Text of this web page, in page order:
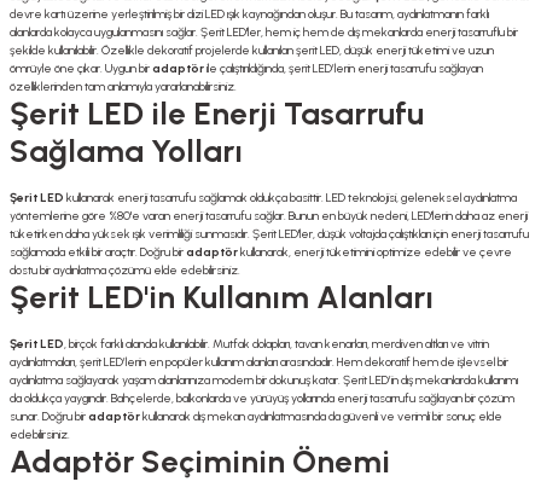
devre kartı üzerine yerleştirilmiş bir dizi LED ışık kaynağından oluşur. Bu tasarım, aydınlatmanın farklı
alanlarda kolayca uygulanmasını sağlar. Şerit LED'ler, hem iç hem de dış mekanlarda enerji tasarruflu bir
şekilde kullanılabilir. Özellikle dekoratif projelerde kullanılan şerit LED, düşük enerji tüketimi ve uzun
ömrüyle öne çıkar. Uygun biradaptörile çalıştırıldığında, şerit LED’lerin enerji tasarrufu sağlayan
özelliklerinden tam anlamıyla yararlanabilirsiniz.
Şerit LED ile Enerji Tasarrufu
Sağlama Yolları
Şerit LED kullanarak enerji tasarrufu sağlamak oldukça basittir. LED teknolojisi, geleneksel aydınlatma
yöntemlerine göre %80'e varan enerji tasarrufu sağlar. Bunun en büyük nedeni, LED'lerin daha az enerji
tüketirken daha yüksek ışık verimliliği sunmasıdır. Şerit LED'ler, düşük voltajda çalıştıkları için enerji tasarrufu
sağlamada etkili bir araçtır. Doğru biradaptörkullanarak, enerji tüketimini optimize edebilir ve çevre
dostu bir aydınlatma çözümü elde edebilirsiniz.
Şerit LED'in Kullanım Alanları
Şerit LED, birçok farklı alanda kullanılabilir. Mutfak dolapları, tavan kenarları, merdiven altları ve vitrin
aydınlatmaları, şerit LED’lerin en popüler kullanım alanları arasındadır. Hem dekoratif hem de işlevsel bir
aydınlatma sağlayarak yaşam alanlarınıza modern bir dokunuş katar. Şerit LED’in dış mekanlarda kullanımı
da oldukça yaygındır. Bahçelerde, balkonlarda ve yürüyüş yollarında enerji tasarrufu sağlayan bir çözüm
sunar. Doğru biradaptörkullanarak dış mekan aydınlatmasında da güvenli ve verimli bir sonuç elde
edebilirsiniz.
Adaptör Seçiminin Önemi